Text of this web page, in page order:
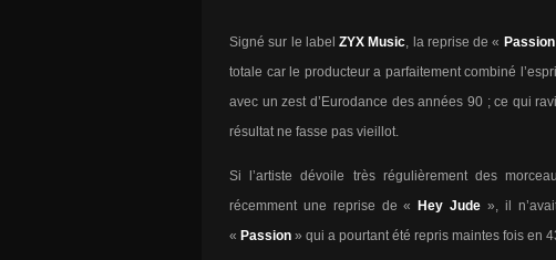
Signé sur le labelZYX Music, la reprise de « Passion
totale car le producteur a parfaitement combiné
avec un zest d’Eurodance des années 90 ; ce qui
résultat ne fasse pas vieillot.
Si l’artiste dévoile très régulièrement des
récemment une reprise de «
Hey Jude », il
« Passion » qui a pourtant été repris maintes fois en